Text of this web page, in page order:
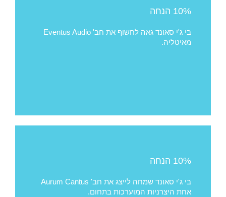
10% הנחה
בי ג'י סאונד גאה לחשוף את חב' Eventus Audio
מאיטליה.
10% הנחה
בי ג'י סאונד שמחה לייצג את חב' Aurum Cantus
אחת היצרניות המוערכות בתחום.